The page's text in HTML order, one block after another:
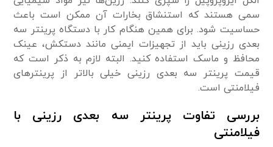
سمی هستند که استنشاق بخارات آن ممکن است باعث
حساسیت شود. برای همین هنگام کار با دستگاه پرینتر سه
بعدی رزینی باید از تجهیزات ایمنی مانند دستکش، عینک
محافظ و ماسک استفاده کنید. البته لازم به ذکر است که
قیمت پرینتر سه بعدی رزینی خیلی بالاتر از پرینترهای
فیلامنتی است.
بررسی تفاوت پرینتر سه بعدی رزینی با
فیلامنتی